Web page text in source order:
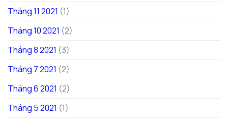
Tháng 11 2021 (1)
Tháng 10 2021 (2)
Tháng 8 2021 (3)
Tháng 7 2021 (2)
Tháng 6 2021 (2)
Tháng 5 2021 (1)